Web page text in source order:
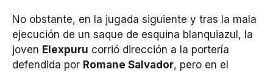
No obstante, en la jugada siguiente y tras la mala
ejecución de un saque de esquina blanquiazul, la
joven Elexpuru corrió dirección a la portería
defendida por Romane Salvador, pero en el